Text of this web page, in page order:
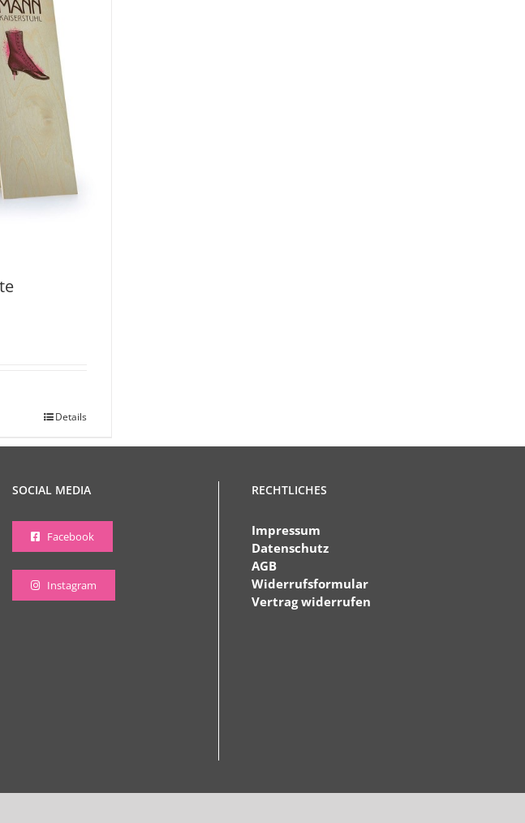
Details
SOCIAL MEDIA
Facebook
Instagram
RECHTLICHES
Impressum
Datenschutz
AGB
Widerrufsformular
Vertrag widerrufen